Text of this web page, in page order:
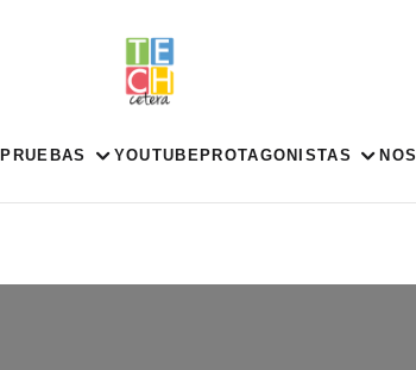
PRUEBAS YOUTUBE PROTAGONISTAS